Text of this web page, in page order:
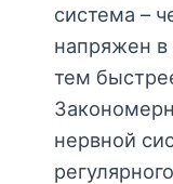
система –
напряжен в
тем
нервной